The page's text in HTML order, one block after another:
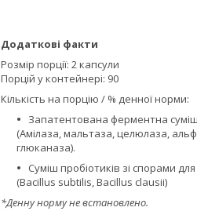
Додаткові факти
Розмір порції: 2 капсули
Порцій у контейнері: 90
Кількість на порцію / % денної норми:
Запатентована ферментна суміш
(Амілаза, мальтаза, целюлаза,
глюканаза).
Суміш пробіотиків зі спорами
(Bacillus subtilis, Bacillus clausii)
*Денну норму не встановлено.